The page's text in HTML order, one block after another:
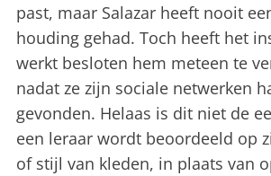
past, maar Salazar heeft nooit
houding gehad. Toch heeft het
werkt besloten hem meteen te
nadat ze zijn sociale netwerken
gevonden. Helaas is dit niet de
een leraar wordt beoordeeld op
of stijl van kleden, in plaats van